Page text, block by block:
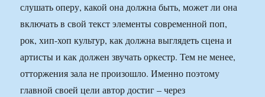
слушать оперу, какой она должна быть, может ли она
включать в свой текст элементы современной поп,
рок, хип-хоп культур, как должна выглядеть сцена и
артисты и как должен звучать оркестр. Тем не менее,
отторжения зала не произошло. Именно поэтому
главной своей цели автор достиг – через